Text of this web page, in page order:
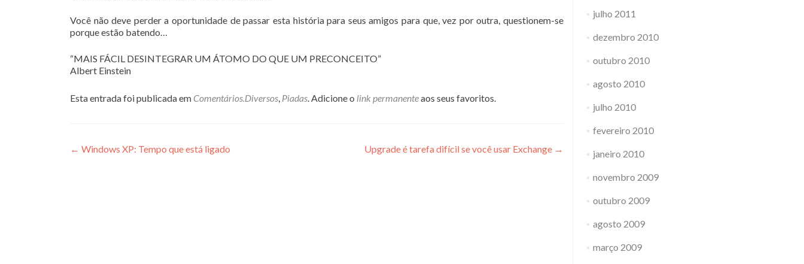
Você não deve perder a oportunidade de passar esta história para seus amigos para que, vez por outra, questionem-se
porque estão batendo…
“MAIS FÁCIL DESINTEGRAR UM ÁTOMO DO QUE UM PRECONCEITO”
Albert Einstein
Esta entrada foi publicada em Comentários.Diversos, Piadas. Adicione o link permanenteaos seus favoritos.
Navegação
← Windows XP: Tempo que está ligado Upgrade é tarefa difícil se você usar Exchange →
julho 2011
dezembro 2010
outubro 2010
agosto 2010
julho 2010
fevereiro 2010
janeiro 2010
novembro 2009
outubro 2009
agosto 2009
março 2009